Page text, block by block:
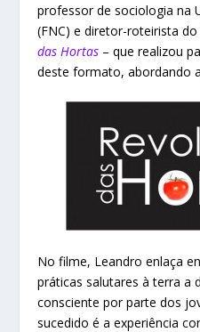
professor de sociologia na
(FNC) e diretor-roteirista
das Hortas – que realizou
deste formato, abordando
No filme, Leandro enlaça
práticas salutares à terra a
consciente por parte dos
sucedido é a experiência